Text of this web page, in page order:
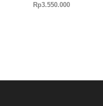
Rp3.550.000